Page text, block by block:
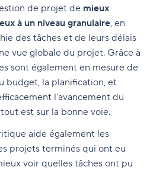
de projet de mieux
à un niveau granulaire, en
des tâches et de leurs délais
vue globale du projet. Grâce à
sont également en mesure de
budget, la planification, et
l'avancement du
est sur la bonne voie.
aide également les
projets terminés qui ont eu
voir quelles tâches ont pu